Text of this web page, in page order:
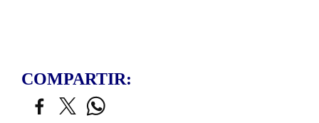
COMPARTIR: